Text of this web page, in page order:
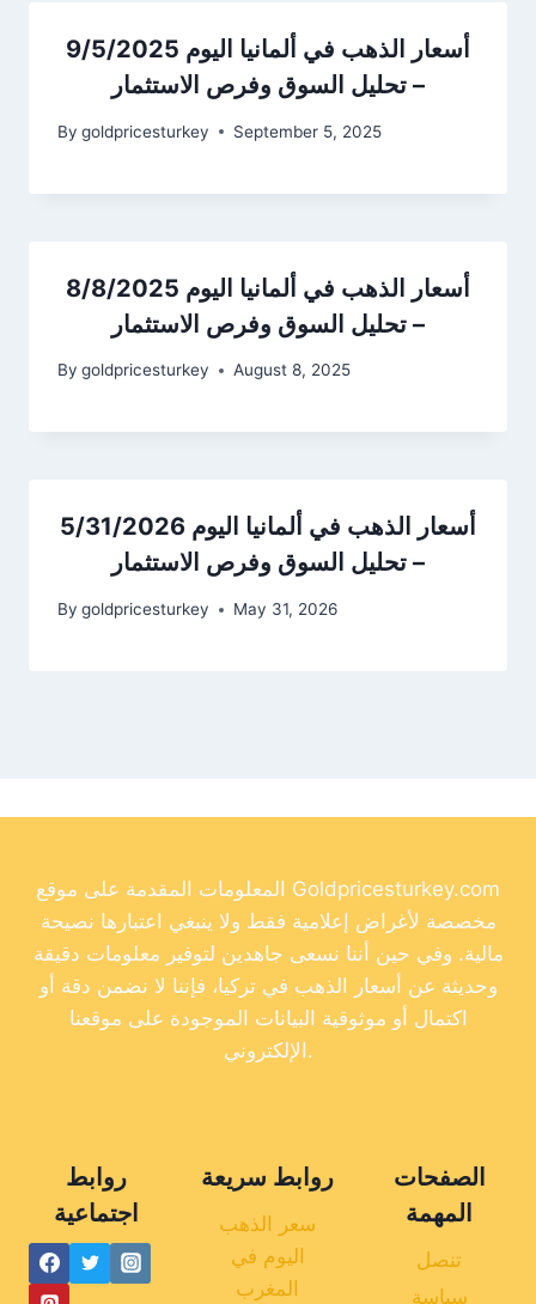
أسعار الذهب في ألمانيا اليوم 9/5/2025
– تحليل السوق وفرص الاستثمار
By goldpricesturkey September 5, 2025
أسعار الذهب في ألمانيا اليوم 8/8/2025
– تحليل السوق وفرص الاستثمار
By goldpricesturkey August 8, 2025
أسعار الذهب في ألمانيا اليوم 5/31/2026
– تحليل السوق وفرص الاستثمار
By goldpricesturkey May 31, 2026
المعلومات المقدمة على موقع Goldpricesturkey.com
مخصصة لأغراض إعلامية فقط ولا ينبغي اعتبارها نصيحة
مالية. وفي حين أننا نسعى جاهدين لتوفير معلومات دقيقة
وحديثة عن أسعار الذهب في تركيا، فإننا لا نضمن دقة أو
اكتمال أو موثوقية البيانات الموجودة على موقعنا
الإلكتروني.
روابط
اجتماعية
روابط سريعة
سعر الذهب
اليوم في
المغرب
الصفحات
المهمة
تنصل
سياسة